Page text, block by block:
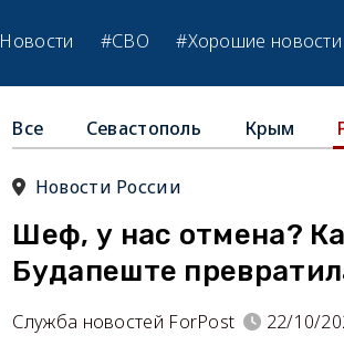
Новости #СВО #Хорошие новости
Все Севастополь Крым
Новости России
Шеф, у нас отмена?
Будапеште
Служба новостей ForPost
22/10/